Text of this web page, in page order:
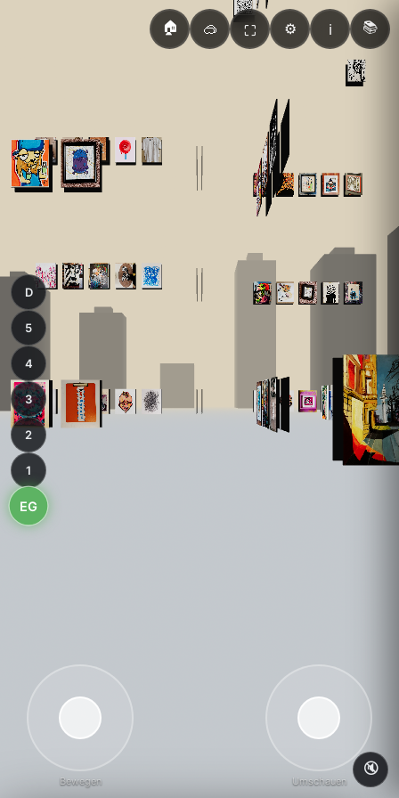
🏠 🥽 ⛶ ⚙️ ℹ️ 📚
Bewegen Umschauen
D
5
4
3
2
1
EG
🔇